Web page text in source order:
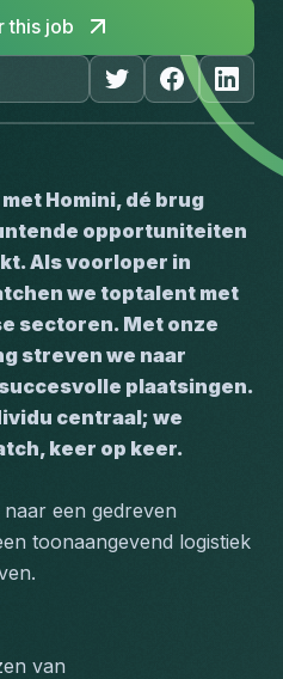
this job
Homini, dé brug
opportuniteiten
Als voorloper in
we toptalent met
sectoren. Met onze
streven we naar
plaatsingen.
centraal; we
keer op keer.
een gedreven
toonaangevend logistiek
van